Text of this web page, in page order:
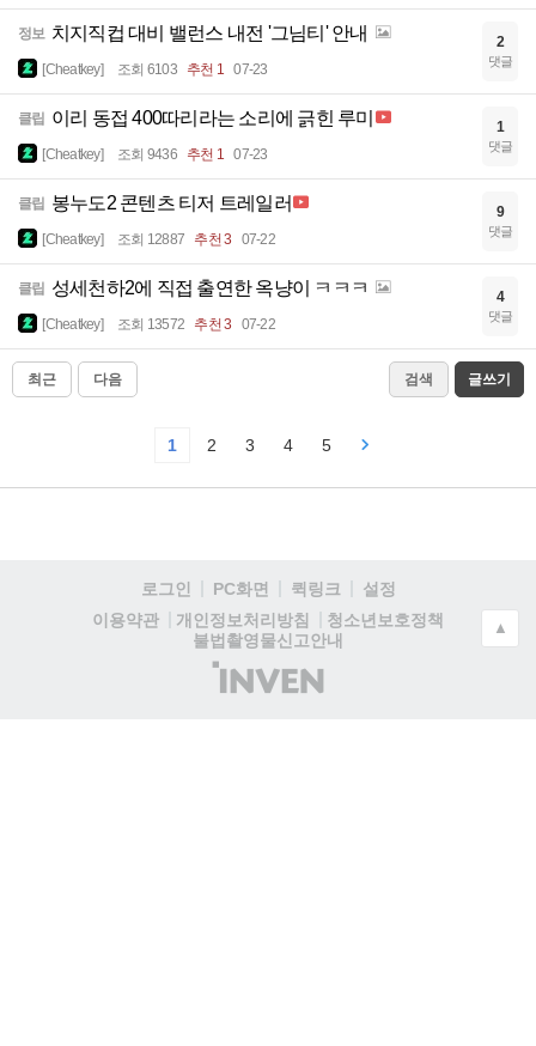
정보 치지직컵 대비 밸런스 내전 '그님티' 안내
[Cheatkey] 조회 6103 추천 1 07-23
2
댓글
클립 이리 동접 400따리라는 소리에 긁힌 루미
[Cheatkey] 조회 9436 추천 1 07-23
1
댓글
클립 봉누도2 콘텐츠 티저 트레일러
[Cheatkey] 조회 12887 추천 3 07-22
9
댓글
클립 성세천하2에 직접 출연한 옥냥이 ㅋㅋㅋ
[Cheatkey] 조회 13572 추천 3 07-22
4
댓글
최근 다음 검색 글쓰기
1 2 3 4 5
로그인 PC화면 퀵링크
설정
이용약관
개인정보처리방침
청소년보호정책
불법촬영물신고안내
(주)
인
▲